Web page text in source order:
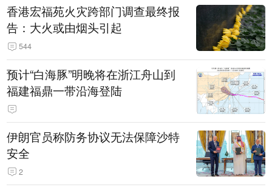
香港宏福苑火灾跨部门调查最终报
告：大火或由烟头引起
544
预计“白海豚”明晚将在浙江舟山到
福建福鼎一带沿海登陆
伊朗官员称防务协议无法保障沙特
安全
2